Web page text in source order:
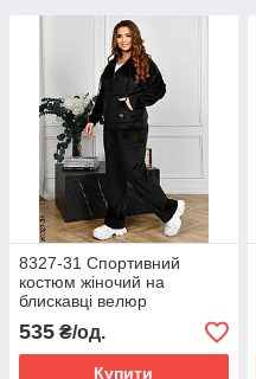
8327-31 Спортивний
костюм жіночий на
блискавці велюр
напівбатал (4 од:
48,50,52,54)
535 ₴/од.
Купити